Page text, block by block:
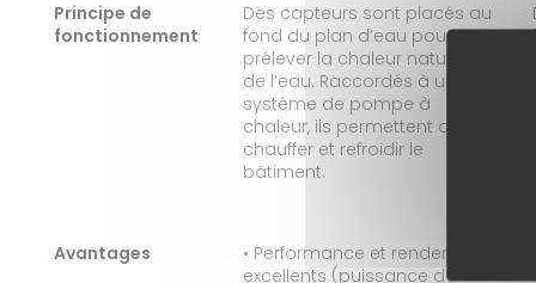
(artificiel ou naturel)
Principe de
fonctionnement
Des capteurs sont placés au
fond du plan d’eau pour
prélever la chaleur naturelle
de l’eau. Raccordés à un
système de pompe à
chaleur, ils permettent de
chauffer et refroidir le
bâtiment.
Avantages
• Performance et rendement
excellents (puissance de